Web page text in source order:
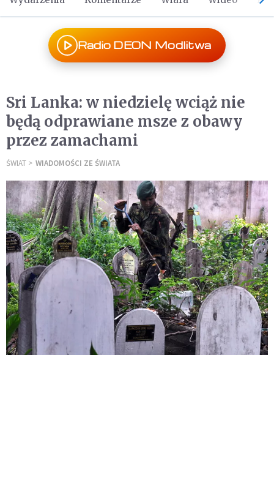
Radio DEON Modlitwa
Sri Lanka: w niedzielę wciąż nie
będą odprawiane msze z obawy
przez zamachami
ŚWIAT WIADOMOŚCI ZE ŚWIATA